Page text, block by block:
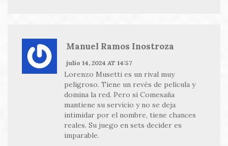
Manuel Ramos Inostroza
julio 14, 2024 AT 14:57
Lorenzo Musetti es un rival muy
peligroso. Tiene un revés de película y
domina la red. Pero si Comesaña
mantiene su servicio y no se deja
intimidar por el nombre, tiene chances
reales. Su juego en sets decider es
imparable.